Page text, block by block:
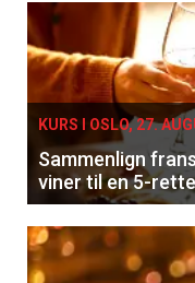
KURS I OSLO, 27.
Sammenlign
viner til en 5-